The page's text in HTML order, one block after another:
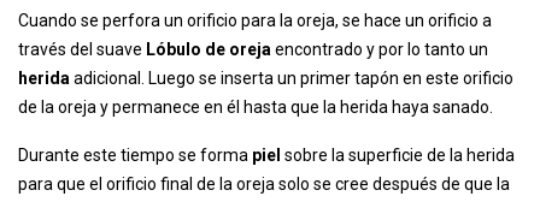
Cuando se perfora un orificio para la oreja, se hace un orificio a
través del suave Lóbulo de oreja encontrado y por lo tanto un
herida adicional. Luego se inserta un primer tapón en este orificio
de la oreja y permanece en él hasta que la herida haya sanado.
Durante este tiempo se forma piel sobre la superficie de la herida
para que el orificio final de la oreja solo se cree después de que la